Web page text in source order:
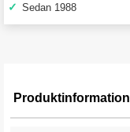
✓ Sedan 1988
Produktinformation